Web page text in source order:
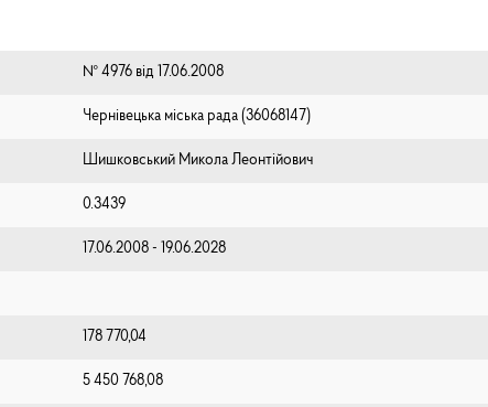
№ 4976 від 17.06.2008
Чернівецька міська рада (⁨36068147⁩)
Шишковський Микола Леонтійович
0.3439
17.06.2008 - 19.06.2028
178 770,04
5 450 768,08